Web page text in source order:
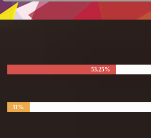
53.25%
11%